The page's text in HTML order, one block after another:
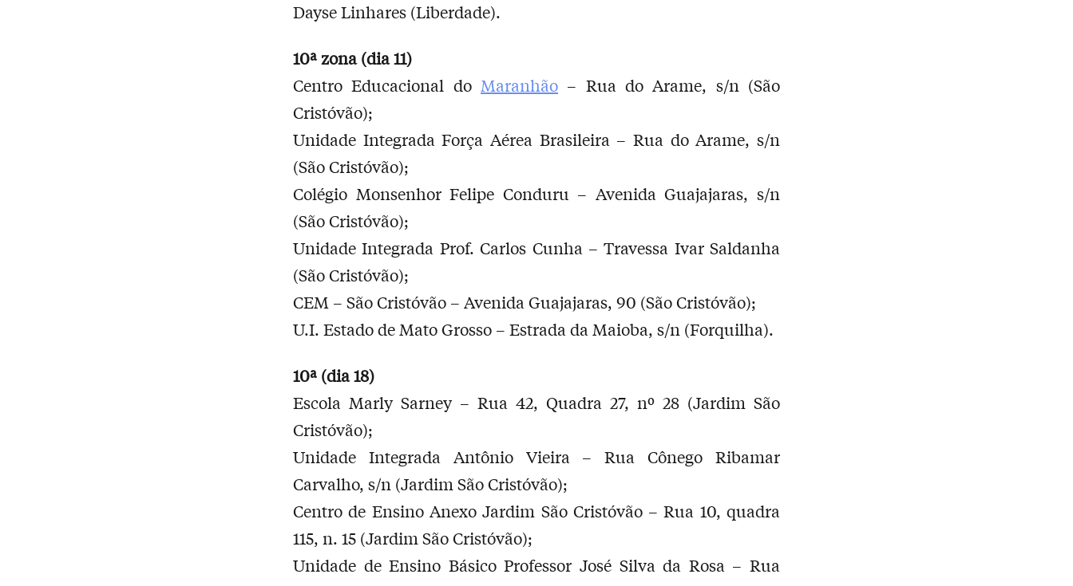
Dayse Linhares (Liberdade).
10ª zona (dia 11)
Centro Educacional do Maranhão – Rua do Arame, s/n (São
Cristóvão);
Unidade Integrada Força Aérea Brasileira – Rua do Arame, s/n
(São Cristóvão);
Colégio Monsenhor Felipe Conduru – Avenida Guajajaras, s/n
(São Cristóvão);
Unidade Integrada Prof. Carlos Cunha – Travessa Ivar Saldanha
(São Cristóvão);
CEM – São Cristóvão – Avenida Guajajaras, 90 (São Cristóvão);
U.I. Estado de Mato Grosso – Estrada da Maioba, s/n (Forquilha).
10ª (dia 18)
Escola Marly Sarney – Rua 42, Quadra 27, nº 28 (Jardim São
Cristóvão);
Unidade Integrada Antônio Vieira – Rua Cônego Ribamar
Carvalho, s/n (Jardim São Cristóvão);
Centro de Ensino Anexo Jardim São Cristóvão – Rua 10, quadra
115, n. 15 (Jardim São Cristóvão);
Unidade de Ensino Básico Professor José Silva da Rosa – Rua